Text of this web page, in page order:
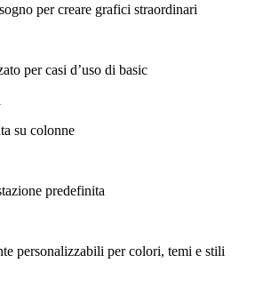
per creare grafici straordinari
per casi d’uso di basic
su colonne
predefinita
personalizzabili per colori, temi e stili